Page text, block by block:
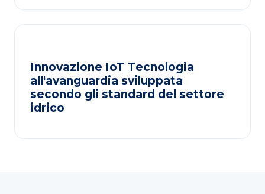
Innovazione IoT Tecnologia
all'avanguardia sviluppata
secondo gli standard del settore
idrico